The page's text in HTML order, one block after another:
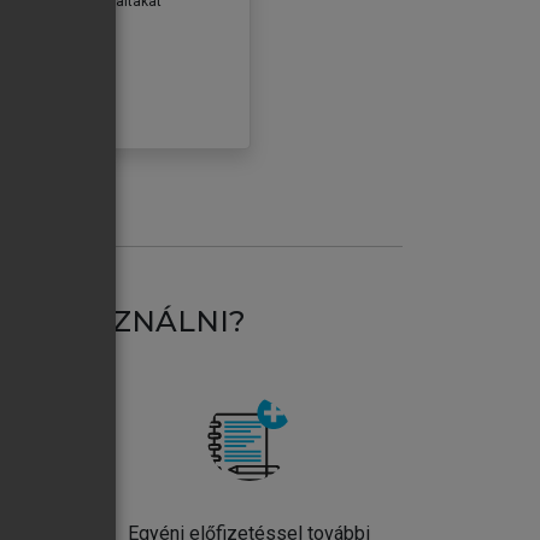
HASZNÁLNI?
Egyéni előfizetéssel további